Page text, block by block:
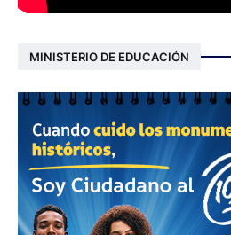
MINISTERIO DE EDUCACIÓN